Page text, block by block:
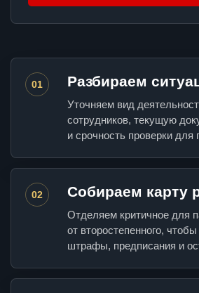
01 Разбираем
Уточняем вид
сотрудников, текущую
и срочность проверки для
02 Собираем карту
Отделяем критичное для
от второстепенного,
штрафы, предписания и